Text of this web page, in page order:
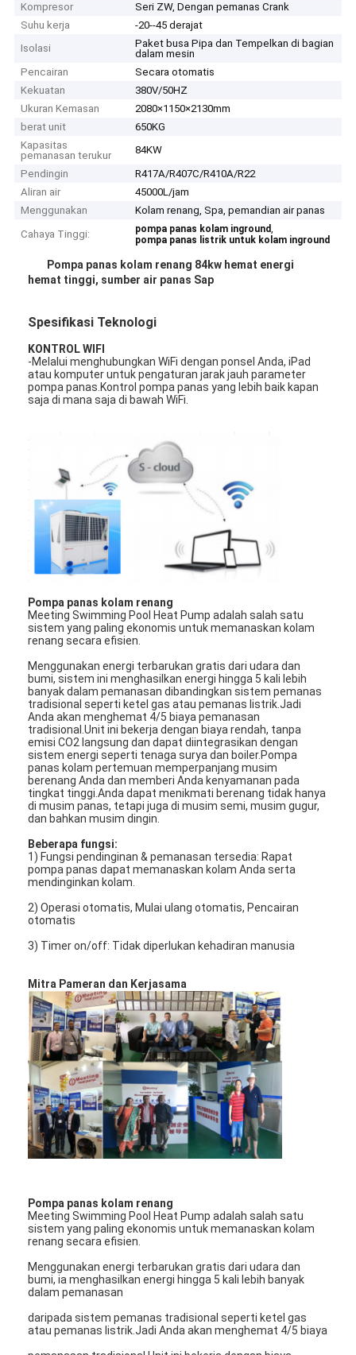
Rumah
Produk
Video
Tampilan VR
Tentang Kami
Wisata pabrik
Kontrol kualitas
Hubungi kami
Semua Kasus
ngobrol sekarang
Ecer
Kompresor
Seri ZW, Dengan pemanas Crank
Suhu kerja
-20--45 derajat
Isolasi
Paket busa Pipa dan Tempelkan di bagian
dalam mesin
Pencairan
Secara otomatis
Kekuatan
380V/50HZ
Ukuran Kemasan
2080×1150×2130mm
berat unit
650KG
Kapasitas
pemanasan terukur
84KW
Pendingin
R417A/R407C/R410A/R22
Aliran air
45000L/jam
Menggunakan
Kolam renang, Spa, pemandian air panas
Cahaya Tinggi:
pompa panas kolam inground,
pompa panas listrik untuk kolam inground
Pompa panas kolam renang 84kw hemat energi
hemat tinggi, sumber air panas Sap
Spesifikasi Teknologi
KONTROL WIFI
-Melalui menghubungkan WiFi dengan ponsel Anda, iPad
atau komputer untuk pengaturan jarak jauh parameter
pompa panas.Kontrol pompa panas yang lebih baik kapan
saja di mana saja di bawah WiFi.
Pompa panas kolam renang
Meeting Swimming Pool Heat Pump adalah salah satu
sistem yang paling ekonomis untuk memanaskan kolam
renang secara efisien.
Menggunakan energi terbarukan gratis dari udara dan
bumi, sistem ini menghasilkan energi hingga 5 kali lebih
banyak dalam pemanasan dibandingkan sistem pemanas
tradisional seperti ketel gas atau pemanas listrik.Jadi
Anda akan menghemat 4/5 biaya pemanasan
tradisional.Unit ini bekerja dengan biaya rendah, tanpa
emisi CO2 langsung dan dapat diintegrasikan dengan
sistem energi seperti tenaga surya dan boiler.Pompa
panas kolam pertemuan memperpanjang musim
berenang Anda dan memberi Anda kenyamanan pada
tingkat tinggi.Anda dapat menikmati berenang tidak hanya
di musim panas, tetapi juga di musim semi, musim gugur,
dan bahkan musim dingin.
Beberapa fungsi:
1) Fungsi pendinginan & pemanasan tersedia: Rapat
pompa panas dapat memanaskan kolam Anda serta
mendinginkan kolam.
2) Operasi otomatis, Mulai ulang otomatis, Pencairan
otomatis
3) Timer on/off: Tidak diperlukan kehadiran manusia
Mitra Pameran dan Kerjasama
Pompa panas kolam renang
Meeting Swimming Pool Heat Pump adalah salah satu
sistem yang paling ekonomis untuk memanaskan kolam
renang secara efisien.
Menggunakan energi terbarukan gratis dari udara dan
bumi, ia menghasilkan energi hingga 5 kali lebih banyak
dalam pemanasan
daripada sistem pemanas tradisional seperti ketel gas
atau pemanas listrik.Jadi Anda akan menghemat 4/5 biaya